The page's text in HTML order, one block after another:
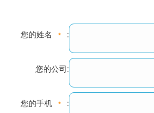
您的姓名 :
您的公司:
您的手机 :